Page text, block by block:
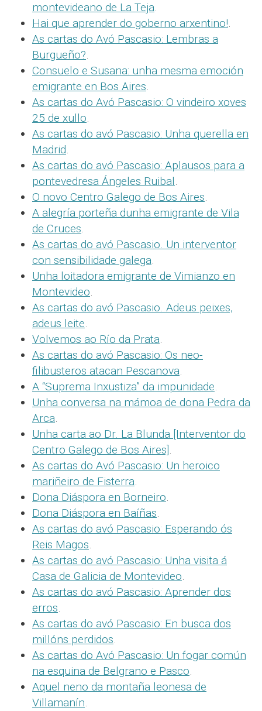
montevideano de La Teja.
Hai que aprender do goberno arxentino!.
As cartas do Avó Pascasio: Lembras a
Burgueño?.
Consuelo e Susana: unha mesma emoción
emigrante en Bos Aires.
As cartas do Avó Pascasio: O vindeiro xoves
25 de xullo.
As cartas do avó Pascasio: Unha querella en
Madrid.
As cartas do avó Pascasio: Aplausos para a
pontevedresa Ángeles Ruibal.
O novo Centro Galego de Bos Aires.
A alegría porteña dunha emigrante de Vila
de Cruces.
As cartas do avó Pascasio. Un interventor
con sensibilidade galega.
Unha loitadora emigrante de Vimianzo en
Montevideo.
As cartas do avó Pascasio. Adeus peixes,
adeus leite.
Volvemos ao Río da Prata.
As cartas do avó Pascasio: Os neo-
filibusteros atacan Pescanova.
A “Suprema Inxustiza” da impunidade.
Unha conversa na mámoa de dona Pedra da
Arca.
Unha carta ao Dr. La Blunda [Interventor do
Centro Galego de Bos Aires].
As cartas do Avó Pascasio: Un heroico
mariñeiro de Fisterra.
Dona Diáspora en Borneiro.
Dona Diáspora en Baíñas.
As cartas do avó Pascasio: Esperando ós
Reis Magos.
As cartas do avó Pascasio: Unha visita á
Casa de Galicia de Montevideo.
As cartas do avó Pascasio: Aprender dos
erros.
As cartas do avó Pascasio: En busca dos
millóns perdidos.
As cartas do Avó Pascasio: Un fogar común
na esquina de Belgrano e Pasco.
Aquel neno da montaña leonesa de
Villamanín.